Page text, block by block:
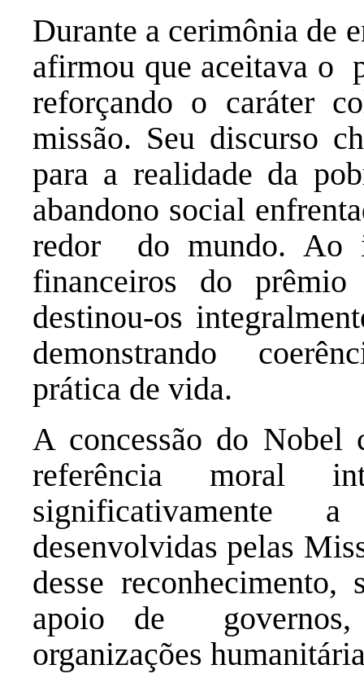
Durante a cerimônia de
afirmou que aceitava o
reforçando o caráter
missão. Seu discurso
para a realidade da
abandono social
redor do mundo. Ao
financeiros do
destinou-os
demonstrando
prática de vida.
A concessão do Nobel
referência moral
significativamente
desenvolvidas pelas
desse reconhecimento,
apoio de governos,
organizações